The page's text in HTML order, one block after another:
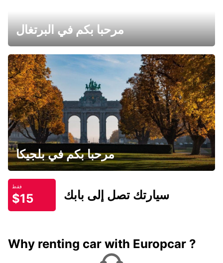
مرحبا بكم في البرتغال
مرحبا بكم في بلجيكا
فقط
$15 سيارتك تصل إلى بابك
Why renting car with Europcar ?